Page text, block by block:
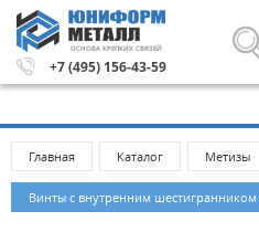
ОСНОВА КРЕПКИХ СВЯЗЕЙ
+7 (495) 156-43-59
рублей.Метизы и
Главная Каталог Метизы
Винты с внутренним шестигранником